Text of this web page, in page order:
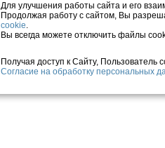
Для улучшения работы сайта и его
Продолжая работу с сайтом, Вы
cookie.
Вы всегда можете отключить файлы
Получая доступ к Сайту, Пользователь
Согласие на обработку персональных